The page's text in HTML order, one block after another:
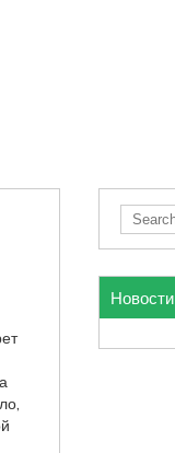
Новости